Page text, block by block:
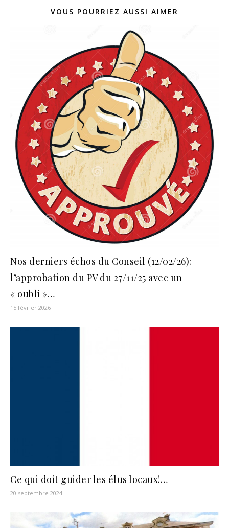
VOUS POURRIEZ AUSSI AIMER
Nos derniers échos du Conseil (12/02/26):
l’approbation du PV du 27/11/25 avec un
« oubli »…
15 février 2026
Ce qui doit guider les élus locaux!…
20 septembre 2024